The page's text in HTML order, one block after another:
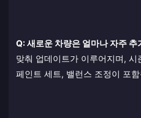
Q: 새로운 차량은 얼마나 자주 추
맞춰 업데이트가 이루어지며,
페인트 세트, 밸런스 조정이 포